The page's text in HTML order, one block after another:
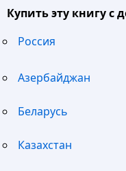
Купить эту книгу с
Россия
Азербайджан
Беларусь
Казахстан